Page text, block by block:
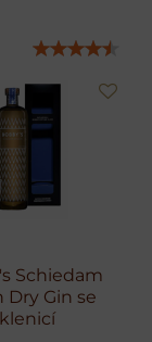
Schiedam
Dry Gin se